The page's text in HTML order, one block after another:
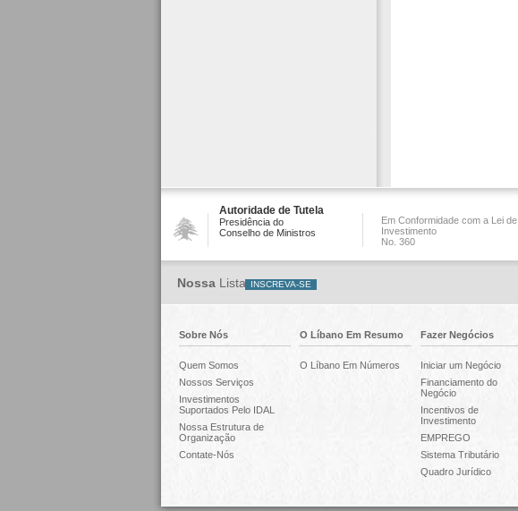
Autoridade de Tutela
Presidência do
Conselho de Ministros
Em Conformidade com a Lei de
Investimento
No. 360
NossaLista
Sobre Nós
Quem Somos
Nossos Serviços
Investimentos
Suportados Pelo IDAL
Nossa Estrutura de
Organização
Contate-Nós
O Líbano Em Resumo
O Líbano Em Números
Fazer Negócios
Iniciar um Negócio
Financiamento do
Negócio
Incentivos de
Investimento
EMPREGO
Sistema Tributário
Quadro Jurídico